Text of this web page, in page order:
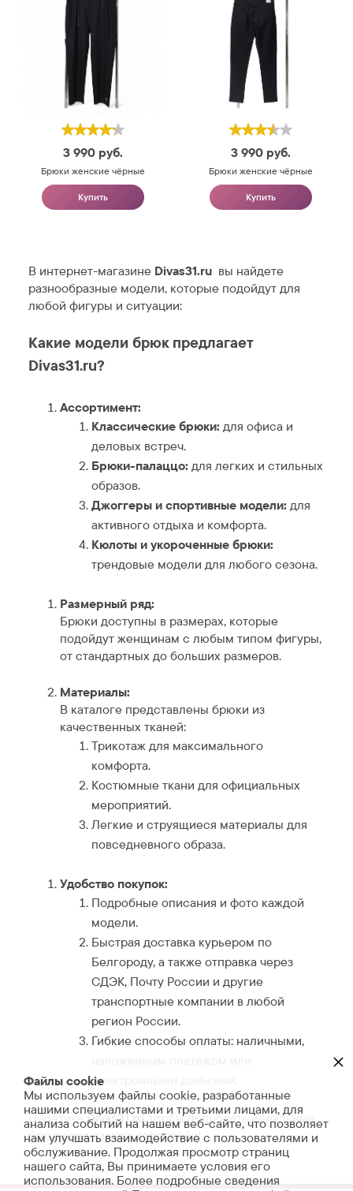
3 990 руб.
Брюки женские чёрные
Купить
3 990 руб.
Брюки женские чёрные
Купить
В интернет-магазине Divas31.ru вы найдете
разнообразные модели, которые подойдут для
любой фигуры и ситуации:
Какие модели брюк предлагает
Divas31.ru?
Ассортимент:
Классические брюки: для офиса и
деловых встреч.
Брюки-палаццо: для легких и стильных
образов.
Джоггеры и спортивные модели: для
активного отдыха и комфорта.
Кюлоты и укороченные брюки:
трендовые модели для любого сезона.
Размерный ряд:
Брюки доступны в размерах, которые
подойдут женщинам с любым типом фигуры,
от стандартных до больших размеров.
Материалы:
В каталоге представлены брюки из
качественных тканей:
Трикотаж для максимального
комфорта.
Костюмные ткани для официальных
мероприятий.
Легкие и струящиеся материалы для
повседневного образа.
Удобство покупок:
Подробные описания и фото каждой
модели.
Быстрая доставка курьером по
Белгороду, а также отправка через
СДЭК, Почту России и другие
транспортные компании в любой
регион России.
Гибкие способы оплаты: наличными,
электронными деньгами.
ПосетитеDivas31.ru, чтобы подобрать идеальные
брюки для вашего гардероба!
Файлы cookie
Мы используем файлы cookie, разработанные
нашими специалистами и третьими лицами, для
анализа событий на нашем веб-сайте, что позволяет
нам улучшать взаимодействие с пользователями и
обслуживание. Продолжая просмотр страниц
нашего сайта, Вы принимаете условия его
использования. Более подробные сведения
×